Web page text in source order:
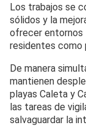
Los trabajos se
sólidos y la
ofrecer entornos
residentes como
De manera
mantienen
playas Caleta y
las tareas de
salvaguardar la